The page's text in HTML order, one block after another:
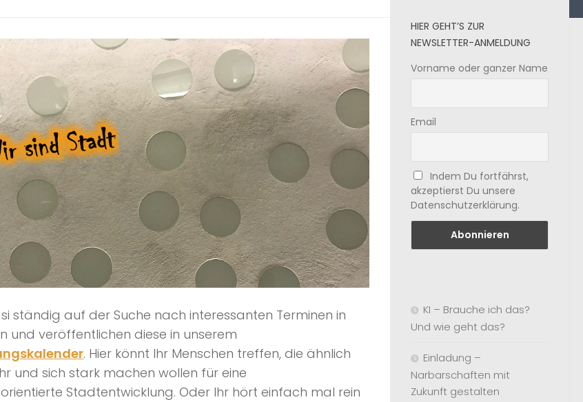
ständig auf der Suche nach interessanten Terminen in
und veröffentlichen diese in unserem
. Hier könnt Ihr Menschen treffen, die ähnlich
und sich stark machen wollen für eine
Stadtentwicklung. Oder Ihr hört einfach mal rein
HIER GEHT’S ZUR
NEWSLETTER-ANMELDUNG
Vorname oder ganzer Name
Email
Indem Du fortfährst,
akzeptierst Du unsere
Datenschutzerklärung.
KI – Brauche ich das?
Und wie geht das?
Einladung –
Narbarschaften mit
Zukunft gestalten